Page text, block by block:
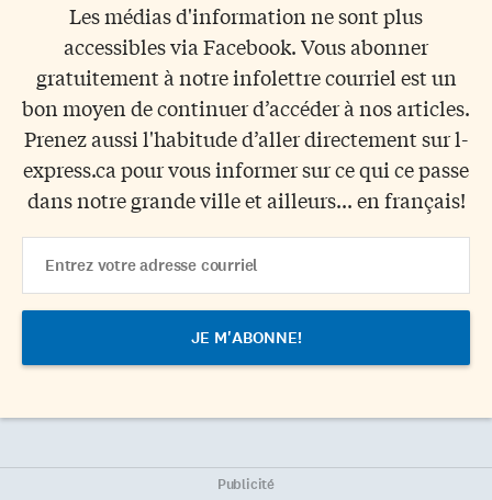
Les médias d'information ne sont plus
accessibles via Facebook. Vous abonner
gratuitement à notre infolettre courriel est un
bon moyen de continuer d’accéder à nos articles.
Prenez aussi l'habitude d’aller directement sur l-
express.ca pour vous informer sur ce qui ce passe
dans notre grande ville et ailleurs... en français!
Address
Publicité